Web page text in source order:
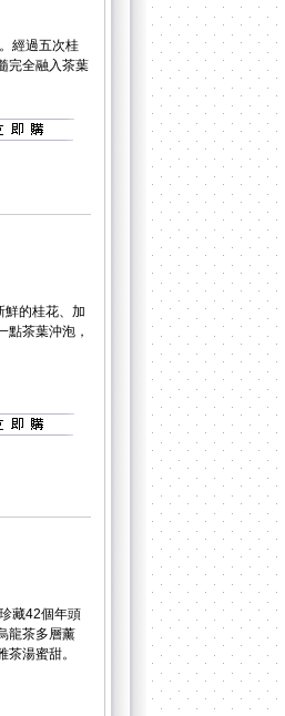
經過五次桂
完全融入茶葉
的桂花、加
點茶葉沖泡，
藏42個年頭
龍茶多層薰
湯蜜甜。